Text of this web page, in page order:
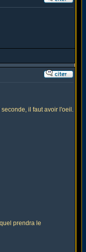
il faut avoir l'oeil.
prendra le